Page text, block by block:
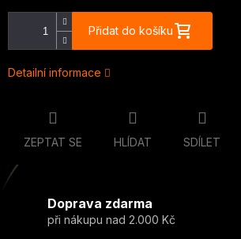
Přidat do košíku
Detailní informace
ZEPTAT SE HLÍDAT SDÍLET
Doprava zdarma
při nákupu nad 2.000 Kč